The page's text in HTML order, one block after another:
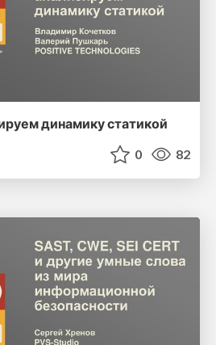
динамику статикой
0 82